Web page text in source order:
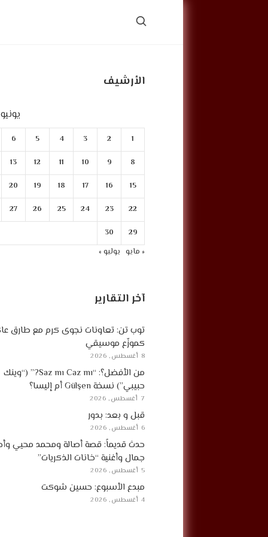
الأرشيف
يونيو 2025
1
2
3
4
5
6
8
9
10
11
12
13
15
16
17
18
19
20
22
23
24
25
26
27
29
30
« مايو يوليو »
آخر التقارير
توب تن: تعاونات نجوى كرم مع طارق
كموزّع موسيقي
8 أغسطس, 2026
من الأفضل؟: “Saz mı Caz mı?” (“وينك
حبيبي”) نسخة Gülşen أم إليسا؟
7 أغسطس, 2026
قبل و بعد: بدور
6 أغسطس, 2026
حدث قديماً: قصة أصالة ومحمد محيي
جمال وأغنية “خانات الذكريات”
5 أغسطس, 2026
مبدع الأسبوع: حسين شوكت
4 أغسطس, 2026